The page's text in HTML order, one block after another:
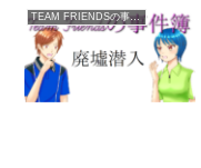
TEAM FRIENDSの事件簿